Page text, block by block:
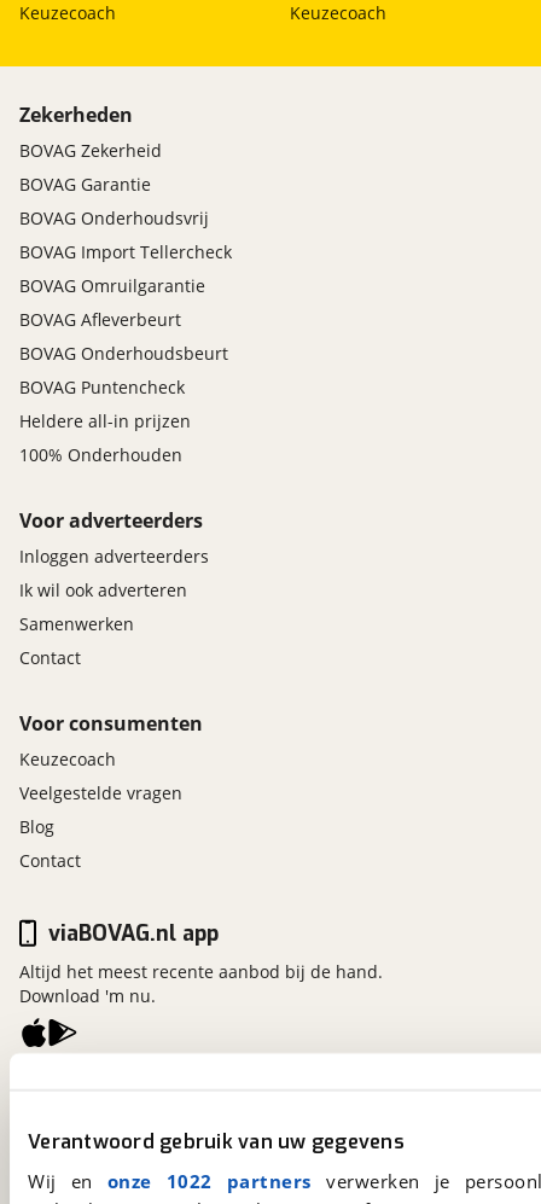
Verantwoord gebruik van uw gegevens
Wij en onze 1022 partners verwerken je
Keuzecoach
Keuzecoach
Zekerheden
BOVAG Zekerheid
BOVAG Garantie
BOVAG Onderhoudsvrij
BOVAG Import Tellercheck
BOVAG Omruilgarantie
BOVAG Afleverbeurt
BOVAG Onderhoudsbeurt
BOVAG Puntencheck
Heldere all-in prijzen
100% Onderhouden
Voor adverteerders
Inloggen adverteerders
Ik wil ook adverteren
Samenwerken
Contact
Voor consumenten
Keuzecoach
Veelgestelde vragen
Blog
Contact
3981 AJ Bunnik
Een initiatief van
BOVAG
viaBOVAG.nl app
Altijd het meest recente aanbod bij de hand.
Download 'm nu.